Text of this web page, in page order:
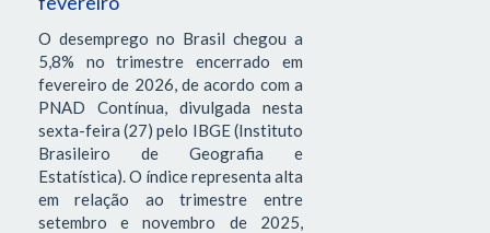
O desemprego no Brasil chegou a
5,8% no trimestre encerrado em
fevereiro de 2026, de acordo com a
PNAD Contínua, divulgada nesta
sexta-feira (27) pelo IBGE (Instituto
Brasileiro de Geografia e
Estatística). O índice representa alta
em relação ao trimestre entre
setembro e novembro de 2025,